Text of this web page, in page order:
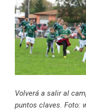
Volverá a salir al
puntos claves. Foto: